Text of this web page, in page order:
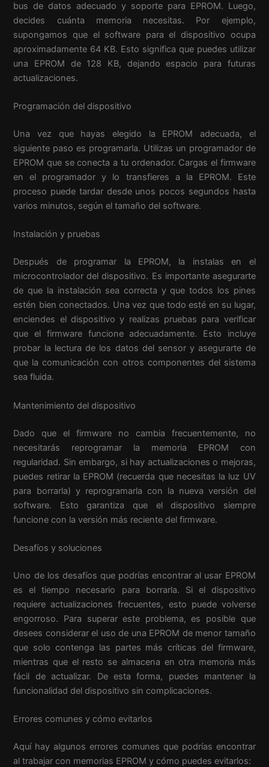
bus de datos adecuado y soporte para EPROM. Luego,
decides cuánta memoria necesitas. Por ejemplo,
supongamos que el software para el dispositivo ocupa
aproximadamente 64 KB. Esto significa que puedes utilizar
una EPROM de 128 KB, dejando espacio para futuras
actualizaciones.
Programación del dispositivo
Una vez que hayas elegido la EPROM adecuada, el
siguiente paso es programarla. Utilizas un programador de
EPROM que se conecta a tu ordenador. Cargas el firmware
en el programador y lo transfieres a la EPROM. Este
proceso puede tardar desde unos pocos segundos hasta
varios minutos, según el tamaño del software.
Instalación y pruebas
Después de programar la EPROM, la instalas en el
microcontrolador del dispositivo. Es importante asegurarte
de que la instalación sea correcta y que todos los pines
estén bien conectados. Una vez que todo esté en su lugar,
enciendes el dispositivo y realizas pruebas para verificar
que el firmware funcione adecuadamente. Esto incluye
probar la lectura de los datos del sensor y asegurarte de
que la comunicación con otros componentes del sistema
sea fluida.
Mantenimiento del dispositivo
Dado que el firmware no cambia frecuentemente, no
necesitarás reprogramar la memoria EPROM con
regularidad. Sin embargo, si hay actualizaciones o mejoras,
puedes retirar la EPROM (recuerda que necesitas la luz UV
para borrarla) y reprogramarla con la nueva versión del
software. Esto garantiza que el dispositivo siempre
funcione con la versión más reciente del firmware.
Desafíos y soluciones
Uno de los desafíos que podrías encontrar al usar EPROM
es el tiempo necesario para borrarla. Si el dispositivo
requiere actualizaciones frecuentes, esto puede volverse
engorroso. Para superar este problema, es posible que
desees considerar el uso de una EPROM de menor tamaño
que solo contenga las partes más críticas del firmware,
mientras que el resto se almacena en otra memoria más
fácil de actualizar. De esta forma, puedes mantener la
funcionalidad del dispositivo sin complicaciones.
Errores comunes y cómo evitarlos
Aquí hay algunos errores comunes que podrías encontrar
al trabajar con memorias EPROM y cómo puedes evitarlos: